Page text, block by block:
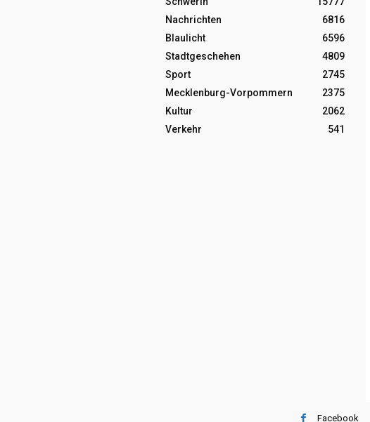
Nachrichten
6816
Blaulicht
6596
Stadtgeschehen
4809
Sport
2745
Mecklenburg-Vorpommern
2375
Kultur
2062
Verkehr
541
Facebook